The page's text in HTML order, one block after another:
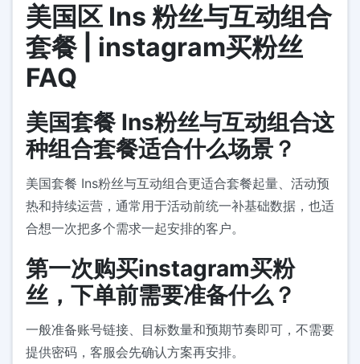
美国区 Ins 粉丝与互动组合
套餐 | instagram买粉丝
FAQ
美国套餐 Ins粉丝与互动组合这
种组合套餐适合什么场景？
美国套餐 Ins粉丝与互动组合更适合套餐起量、活动预
热和持续运营，通常用于活动前统一补基础数据，也适
合想一次把多个需求一起安排的客户。
第一次购买instagram买粉
丝，下单前需要准备什么？
一般准备账号链接、目标数量和预期节奏即可，不需要
提供密码，客服会先确认方案再安排。